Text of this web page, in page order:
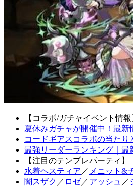
【コラボ/ガチャイベント情報
夏休みガチャが開催中！最新
コードギアスコラボの当たり
最強リーダーランキング｜最
【注目のテンプレパーティ】
水着ヘスティア ／ メニット&
闇スザク ／ ロゼ／アッシュ ／